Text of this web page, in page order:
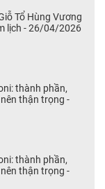
Tổ Hùng Vương
lịch - 26/04/2026
thành phần,
thận trọng -
thành phần,
thận trọng -